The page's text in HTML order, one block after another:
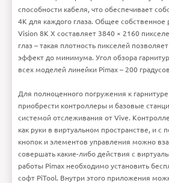
способности кабеля, что обеспечивает
4K для каждого глаза. Общее собственное
Vision 8K X составляет 3840 × 2160
глаз – такая плотность пикселей
эффект до минимума. Угол обзора
всех моделей линейки Pimax – 200
Для полноценного погружения к
приобрести контроллеры и базовые
системой отслеживания от Vive.
как руки в виртуальном пространстве, и
кнопок и элементов управления можно
совершать какие-либо действия с
работы Pimax необходимо установить
софт PiTool. Внутри этого приложения
расстояния
расстояния
Интерфейсы
Ошибка в
Внимание:HTML не
Рейтинг
Плохо
Продолжить